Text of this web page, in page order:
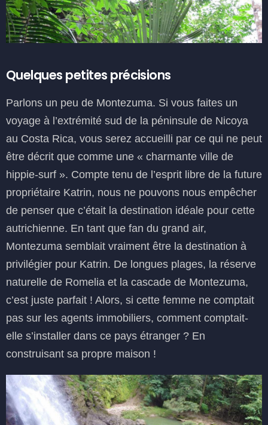
Quelques petites précisions
Parlons un peu de Montezuma. Si vous faites un
voyage à l’extrémité sud de la péninsule de Nicoya
au Costa Rica, vous serez accueilli par ce qui ne peut
être décrit que comme une « charmante ville de
hippie-surf ». Compte tenu de l’esprit libre de la future
propriétaire Katrin, nous ne pouvons nous empêcher
de penser que c’était la destination idéale pour cette
autrichienne. En tant que fan du grand air,
Montezuma semblait vraiment être la destination à
privilégier pour Katrin. De longues plages, la réserve
naturelle de Romelia et la cascade de Montezuma,
c’est juste parfait ! Alors, si cette femme ne comptait
pas sur les agents immobiliers, comment comptait-
elle s’installer dans ce pays étranger ? En
construisant sa propre maison !